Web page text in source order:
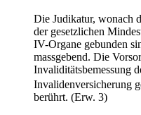
Die Judikatur, wonach
der gesetzlichen
IV-Organe gebunden
massgebend. Die
Invaliditätsbemessung
Invalidenversicherung
berührt. (Erw. 3)